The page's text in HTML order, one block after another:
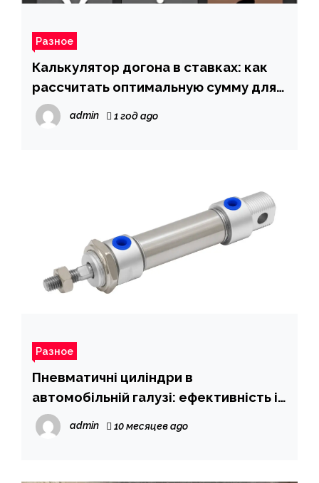
Разное
Калькулятор догона в ставках: как
рассчитать оптимальную сумму для
ставок
admin 1 год ago
Разное
Пневматичні циліндри в
автомобільній галузі: ефективність і
точність
admin 10 месяцев ago